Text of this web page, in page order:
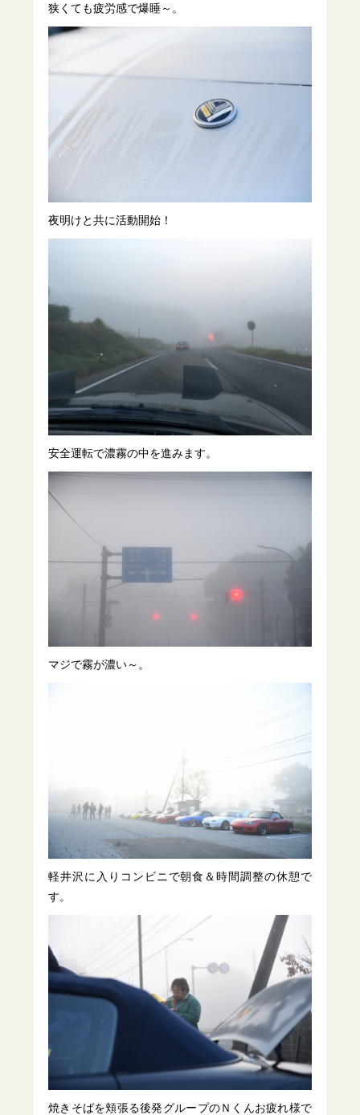
狭くても疲労感で爆睡～。
夜明けと共に活動開始！
安全運転で濃霧の中を進みます。
マジで霧が濃い～。
軽井沢に入りコンビニで朝食＆時間調整の休憩で
す。
焼きそばを頬張る後発グループのＮくんお疲れ様で